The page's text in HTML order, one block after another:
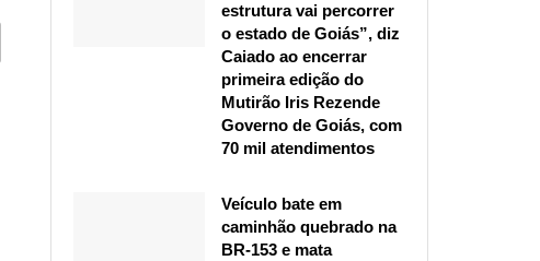
estrutura vai percorrer
o estado de Goiás”, diz
Caiado ao encerrar
primeira edição do
Mutirão Iris Rezende
Governo de Goiás, com
70 mil atendimentos
Veículo bate em
caminhão quebrado na
BR-153 e mata